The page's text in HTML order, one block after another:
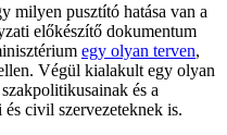
milyen pusztító hatása van a
előkészítő dokumentum
egy olyan terven,
Végül kialakult egy olyan
és a
civil szervezeteknek is.